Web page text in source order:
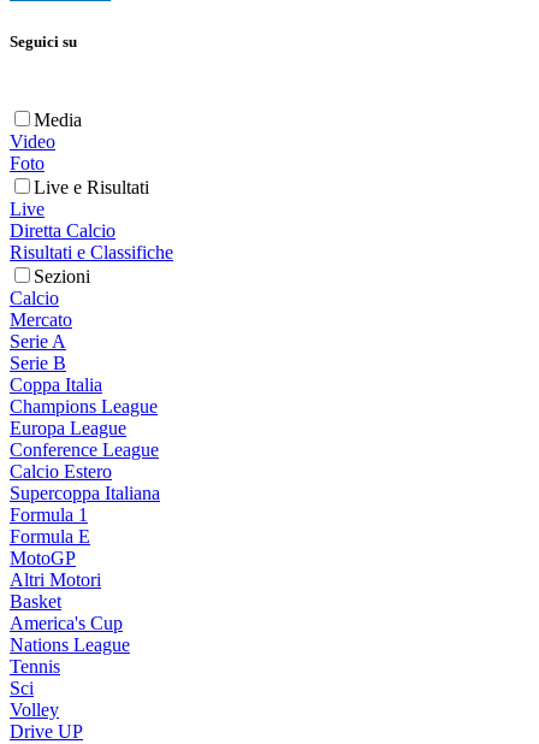
Seguici su
Media
Video
Foto
Live e Risultati
Live
Diretta Calcio
Risultati e Classifiche
Sezioni
Calcio
Mercato
Serie A
Serie B
Coppa Italia
Champions League
Europa League
Conference League
Calcio Estero
Supercoppa Italiana
Formula 1
Formula E
MotoGP
Altri Motori
Basket
America's Cup
Nations League
Tennis
Sci
Volley
Drive UP